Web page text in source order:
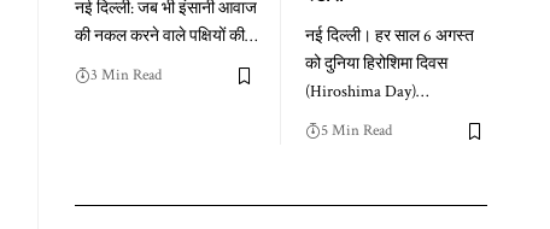
नई दिल्ली: जब भी इंसानी आवाज
की नकल करने वाले पक्षियों की…
3 Min Read
नई दिल्ली। हर साल 6 अगस्त
को दुनिया हिरोशिमा दिवस
(Hiroshima Day)…
5 Min Read